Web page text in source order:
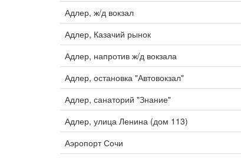
Адлер, ж/д вокзал
Адлер, Казачий рынок
Адлер, напротив ж/д вокзала
Адлер, остановка "Автовокзал"
Адлер, санаторий "Знание"
Адлер, улица Ленина (дом 113)
Аэропорт Сочи